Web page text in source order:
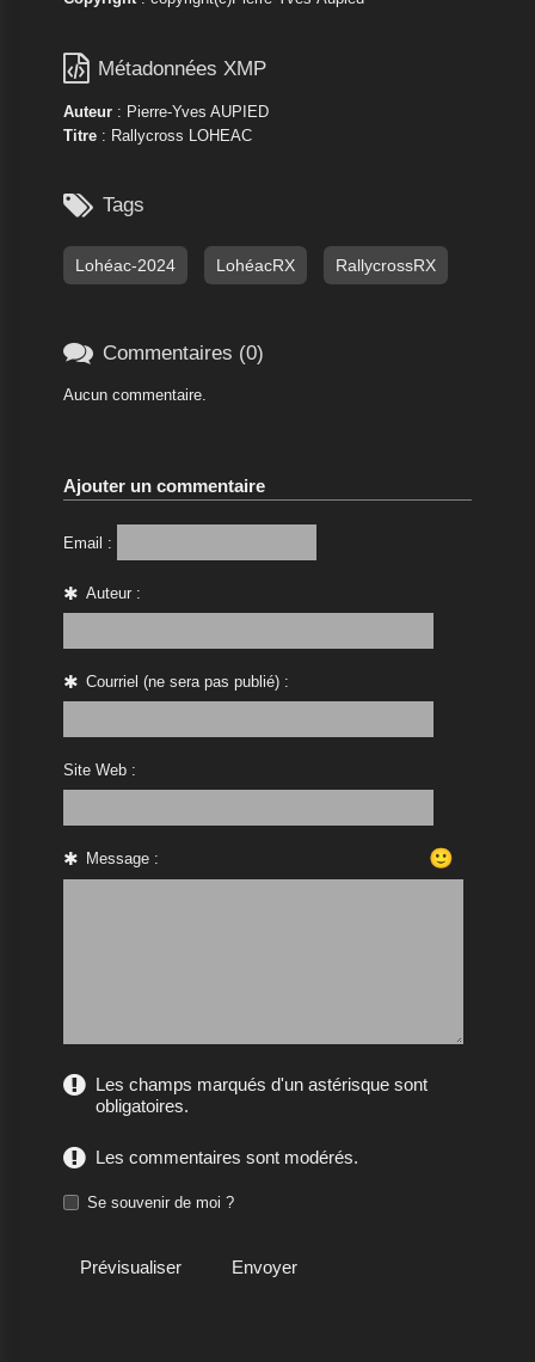
 Métadonnées XMP
Auteur: Pierre-Yves AUPIED
Titre: Rallycross LOHEAC
 Tags
Lohéac-2024 LohéacRX RallycrossRX
 Commentaires (0)
Aucun commentaire.
Ajouter un commentaire
Email :
Auteur :
Courriel (ne sera pas publié) :
Site Web :
Message : 🙂
Les champs marqués d'un astérisque sont
obligatoires.
Les commentaires sont modérés.
Se souvenir de moi ?